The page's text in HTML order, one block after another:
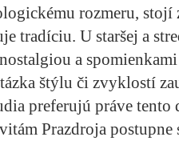
rozmeru, stojí
tradíciu. U staršej a
a
štýlu či zvyklostí
preferujú práve tento
Prazdroja postupne